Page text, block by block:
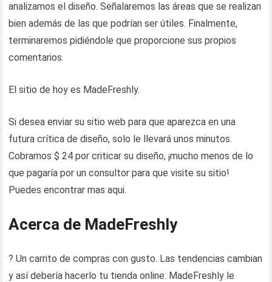
analizamos el diseño. Señalaremos las áreas que se realizan
bien además de las que podrían ser útiles. Finalmente,
terminaremos pidiéndole que proporcione sus propios
comentarios.
El sitio de hoy es MadeFreshly.
Si desea enviar su sitio web para que aparezca en una
futura crítica de diseño, solo le llevará unos minutos.
Cobramos $ 24 por criticar su diseño, ¡mucho menos de lo
que pagaría por un consultor para que visite su sitio!
Puedes encontrar mas aqui.
Acerca de MadeFreshly
? Un carrito de compras con gusto. Las tendencias cambian
y así debería hacerlo tu tienda online. MadeFreshly le